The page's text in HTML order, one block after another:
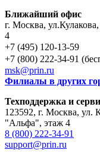
Ближайший офис
г. Москва,
4
+7 (495) 120-13-59
+7 (800) 222-34-91
msk@prin.ru
Филиалы в других
Техподдержка и
123592, г. Москва, ул.
"Альфа", этаж 4
8 (800) 222-34-91
support@prin.ru